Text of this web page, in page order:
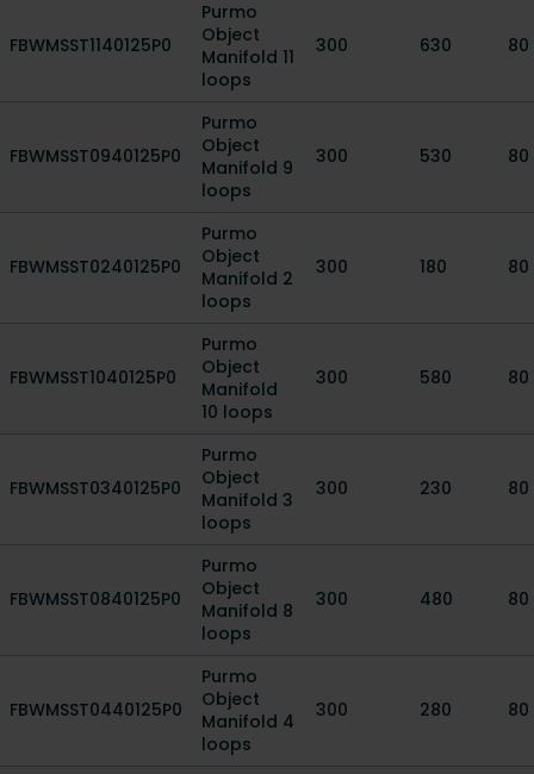
FBWMSST1140125P0
Purmo
Object
Manifold 11
loops
300 630 80
FBWMSST0940125P0
Purmo
Object
Manifold 9
loops
300 530 80
FBWMSST0240125P0
Purmo
Object
Manifold 2
loops
300 180 80
FBWMSST1040125P0
Purmo
Object
Manifold
10 loops
300 580 80
FBWMSST0340125P0
Purmo
Object
Manifold 3
loops
300 230 80
FBWMSST0840125P0
Purmo
Object
Manifold 8
loops
300 480 80
FBWMSST0440125P0
Purmo
Object
Manifold 4
loops
300 280 80